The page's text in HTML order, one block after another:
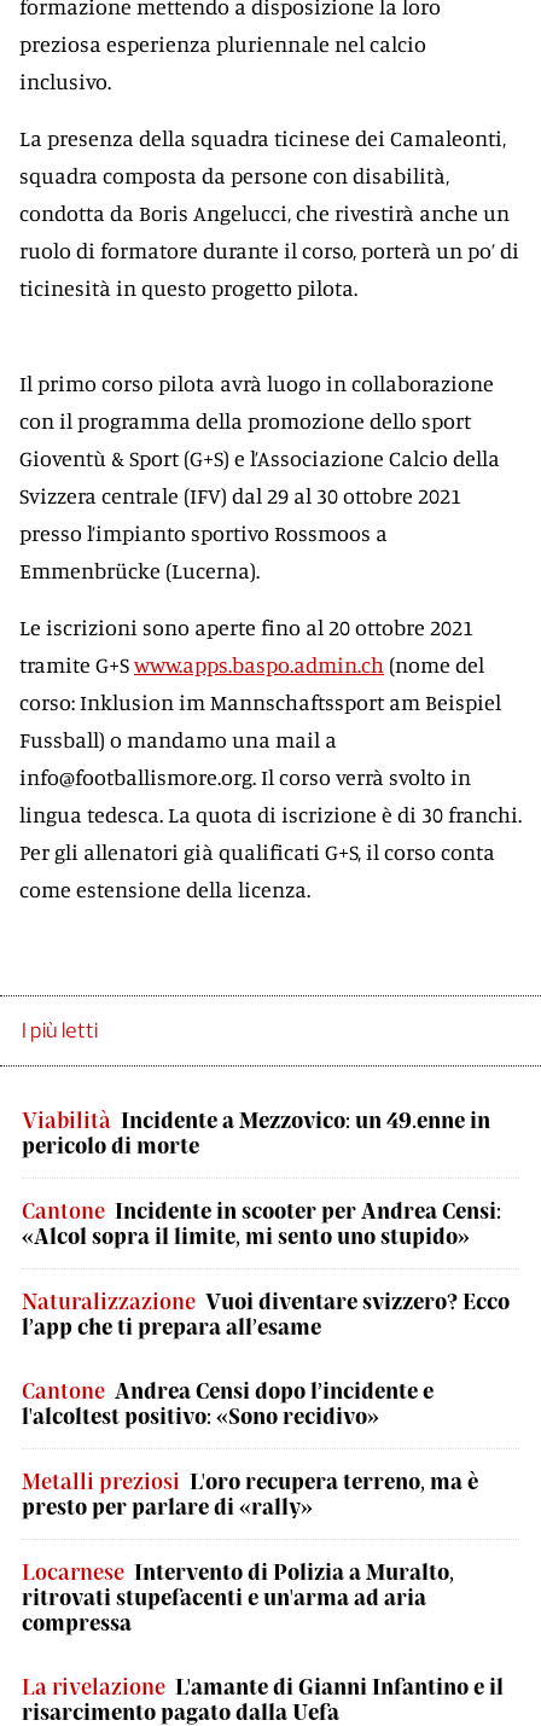
formazione mettendo a disposizione la loro
preziosa esperienza pluriennale nel calcio
inclusivo.
La presenza della squadra ticinese dei Camaleonti,
squadra composta da persone con disabilità,
condotta da Boris Angelucci, che rivestirà anche un
ruolo di formatore durante il corso, porterà un po’ di
ticinesità in questo progetto pilota.
Il primo corso pilota avrà luogo in collaborazione
con il programma della promozione dello sport
Gioventù & Sport (G+S) e l’Associazione Calcio della
Svizzera centrale (IFV) dal 29 al 30 ottobre 2021
presso l’impianto sportivo Rossmoos a
Emmenbrücke (Lucerna).
Le iscrizioni sono aperte fino al 20 ottobre 2021
tramite G+Swww.apps.baspo.admin.ch (nome del
corso: Inklusion im Mannschaftssport am Beispiel
Fussball) o mandamo una mail a
info@footballismore.org. Il corso verrà svolto in
lingua tedesca. La quota di iscrizione è di 30 franchi.
Per gli allenatori già qualificati G+S, il corso conta
come estensione della licenza.
I più letti
Viabilità Incidente a Mezzovico: un 49.enne in
pericolo di morte
Cantone Incidente in scooter per Andrea Censi:
«Alcol sopra il limite, mi sento uno stupido»
Naturalizzazione Vuoi diventare svizzero? Ecco
l’app che ti prepara all’esame
Cantone Andrea Censi dopo l’incidente e
l'alcoltest positivo: «Sono recidivo»
Metalli preziosi L'oro recupera terreno, ma è
presto per parlare di «rally»
Locarnese Intervento di Polizia a Muralto,
ritrovati stupefacenti e un'arma ad aria
compressa
La rivelazione L'amante di Gianni Infantino e il
risarcimento pagato dalla Uefa